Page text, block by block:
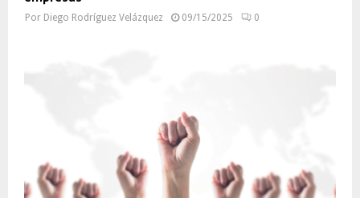
Por Diego Rodríguez Velázquez 09/15/2025 0